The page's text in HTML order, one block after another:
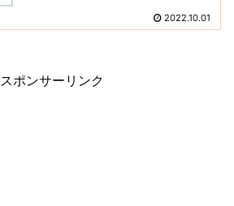
2022.10.01
スポンサーリンク